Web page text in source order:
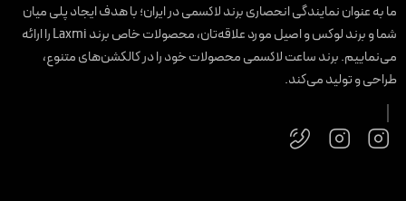
به عنوان نمایندگی انحصاری برند لاکسمی در ایران؛ با هدف ایجاد پلی میان
شما و برند لوکس و اصیل مورد علاقه‌تان، محصولات خاص برند Laxmi را ارائه
برند ساعت لاکسمی محصولات خود را در کالکشن‌های متنوع،
و تولید می‌کند.